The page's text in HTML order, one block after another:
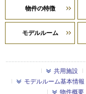
物件の特徴
モデルルーム
共用施設
モデルルーム基本情報
物件概要